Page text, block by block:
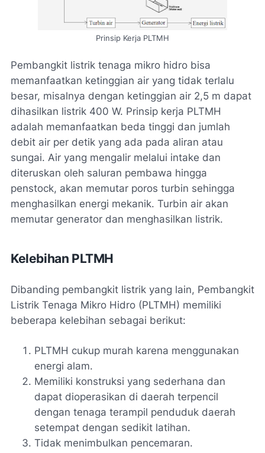
Prinsip Kerja PLTMH
Pembangkit listrik tenaga mikro hidro bisa
memanfaatkan ketinggian air yang tidak terlalu
besar, misalnya dengan ketinggian air 2,5 m dapat
dihasilkan listrik 400 W. Prinsip kerja PLTMH
adalah memanfaatkan beda tinggi dan jumlah
debit air per detik yang ada pada aliran atau
sungai. Air yang mengalir melalui intake dan
diteruskan oleh saluran pembawa hingga
penstock, akan memutar poros turbin sehingga
menghasilkan energi mekanik. Turbin air akan
memutar generator dan menghasilkan listrik.
Kelebihan PLTMH
Dibanding pembangkit listrik yang lain, Pembangkit
Listrik Tenaga Mikro Hidro (PLTMH) memiliki
beberapa kelebihan sebagai berikut:
PLTMH cukup murah karena menggunakan
energi alam.
Memiliki konstruksi yang sederhana dan
dapat dioperasikan di daerah terpencil
dengan tenaga terampil penduduk daerah
setempat dengan sedikit latihan.
Tidak menimbulkan pencemaran.